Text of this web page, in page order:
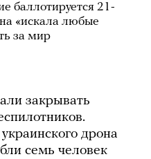
баллотируется 21-
«искала любые
за мир
закрывать
дрона
семь человек